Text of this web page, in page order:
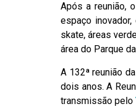
Após a reunião,
espaço
skate, áreas
área do Parque
A 132ª reunião
dois anos. A
transmissão pelo